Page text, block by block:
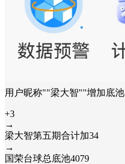
用户昵称""梁大智""增加底池
+3
→
梁大智第五期合计加34
→
国荣台球总底池4079